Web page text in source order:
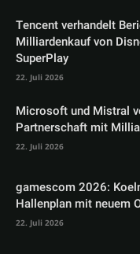
Tencent verhandelt
Milliardenkauf von
SuperPlay
22. Juli 2026
Microsoft und Mistral
Partnerschaft mit
22. Juli 2026
gamescom 2026:
Hallenplan mit neuem
22. Juli 2026